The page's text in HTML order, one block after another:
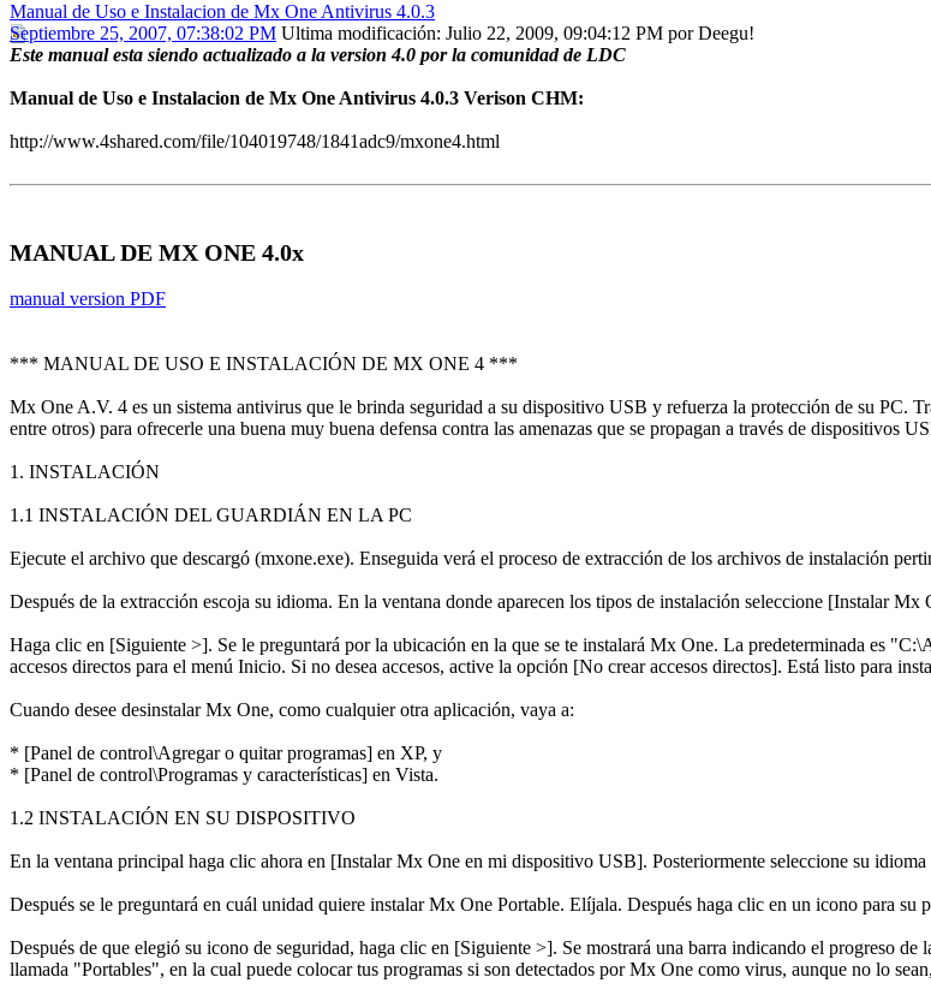
Manual de Uso e Instalacion de Mx One Antivirus 4.0.3
Septiembre 25, 2007, 07:38:02 PM Ultima modificación: Julio 22, 2009, 09:04:12 PM por Deegu!
Este manual esta siendo actualizado a la version 4.0 por la comunidad de LDC
Manual de Uso e Instalacion de Mx One Antivirus 4.0.3 Verison CHM:
http://www.4shared.com/file/104019748/1841adc9/mxone4.html
MANUAL DE MX ONE 4.0x
manual version PDF
*** MANUAL DE USO E INSTALACIÓN DE MX ONE 4 ***
Mx One A.V. 4 es un sistema antivirus que le brinda seguridad a su dispositivo USB y refuerza la protección de su PC.
entre otros) para ofrecerle una buena muy buena defensa contra las amenazas que se propagan a través de dispositivos
1. INSTALACIÓN
1.1 INSTALACIÓN DEL GUARDIÁN EN LA PC
Ejecute el archivo que descargó (mxone.exe). Enseguida verá el proceso de extracción de los archivos de instalación
Después de la extracción escoja su idioma. En la ventana donde aparecen los tipos de instalación seleccione [Instalar
Haga clic en [Siguiente >]. Se le preguntará por la ubicación en la que se te instalará Mx One. La predeterminada es
accesos directos para el menú Inicio. Si no desea accesos, active la opción [No crear accesos directos]. Está listo para
Cuando desee desinstalar Mx One, como cualquier otra aplicación, vaya a:
* [Panel de control\Agregar o quitar programas] en XP, y
* [Panel de control\Programas y características] en Vista.
1.2 INSTALACIÓN EN SU DISPOSITIVO
En la ventana principal haga clic ahora en [Instalar Mx One en mi dispositivo USB]. Posteriormente seleccione su idioma
Después se le preguntará en cuál unidad quiere instalar Mx One Portable. Elíjala. Después haga clic en un icono para
Después de que elegió su icono de seguridad, haga clic en [Siguiente >]. Se mostrará una barra indicando el progreso
llamada "Portables", en la cual puede colocar tus programas si son detectados por Mx One como virus, aunque no lo